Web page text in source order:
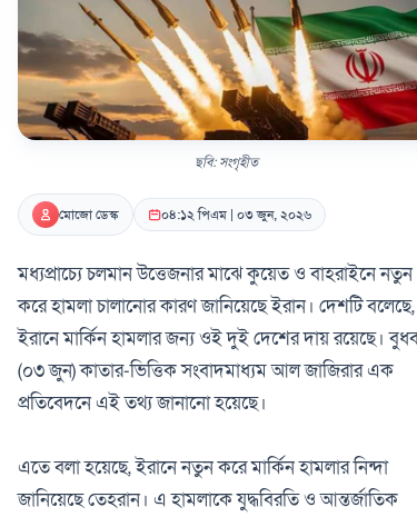
ছবি: সংগৃহীত
মোজো ডেস্ক ০৪:১২ পিএম | ০৩ জুন, ২০২৬
মধ্যপ্রাচ্যে চলমান উত্তেজনার মাঝে কুয়েত ও বাহরাইনে নতুন
করে হামলা চালানোর কারণ জানিয়েছে ইরান। দেশটি বলেছে,
ইরানে মার্কিন হামলার জন্য ওই দুই দেশের দায় রয়েছে।
(০৩ জুন) কাতার-ভিত্তিক সংবাদমাধ্যম আল জাজিরার এক
প্রতিবেদনে এই তথ্য জানানো হয়েছে।
এতে বলা হয়েছে, ইরানে নতুন করে মার্কিন হামলার নিন্দা
জানিয়েছে তেহরান। এ হামলাকে যুদ্ধবিরতি ও আন্তর্জাতিক